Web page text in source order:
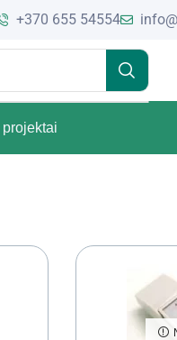
+370 655 54554
projektai